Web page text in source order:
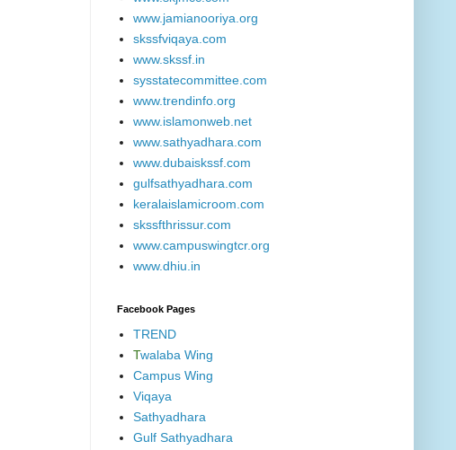
www.jamianooriya.org
skssfviqaya.com
www.skssf.in
sysstatecommittee.com
www.trendinfo.org
www.islamonweb.net
www.sathyadhara.com
www.dubaiskssf.com
gulfsathyadhara.com
keralaislamicroom.com
skssfthrissur.com
www.campuswingtcr.org
www.dhiu.in
Facebook Pages
TREND
Twalaba Wing
Campus Wing
Viqaya
Sathyadhara
Gulf Sathyadhara